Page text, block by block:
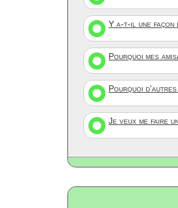
Y a-t-il une façon
Pourquoi mes
Pourquoi d'autres
Je veux me faire